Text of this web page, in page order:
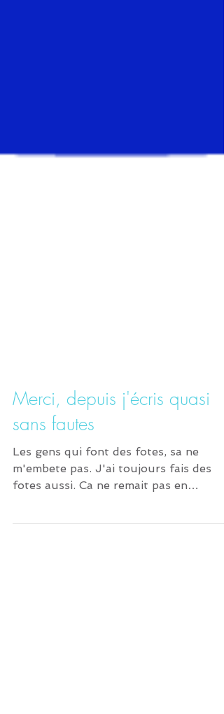
Merci, depuis j'écris quasi
sans fautes
Les gens qui font des fotes, sa ne
m'embete pas. J'ai toujours fais des
question l'imaje que j'ai deux....